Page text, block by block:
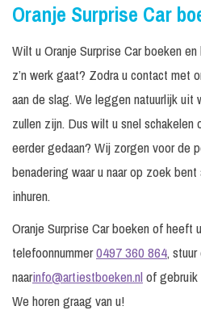
Oranje Surprise Car
Wilt u Oranje Surprise Car boeken
z’n werk gaat? Zodra u contact met
aan de slag. We leggen natuurlijk
zullen zijn. Dus wilt u snel
eerder gedaan? Wij zorgen voor de
benadering waar u naar op zoek
inhuren.
Oranje Surprise Car boeken of heeft
telefoonnummer0497 360 864,
naarinfo@artiestboeken.nlof gebruik
We horen graag van u!